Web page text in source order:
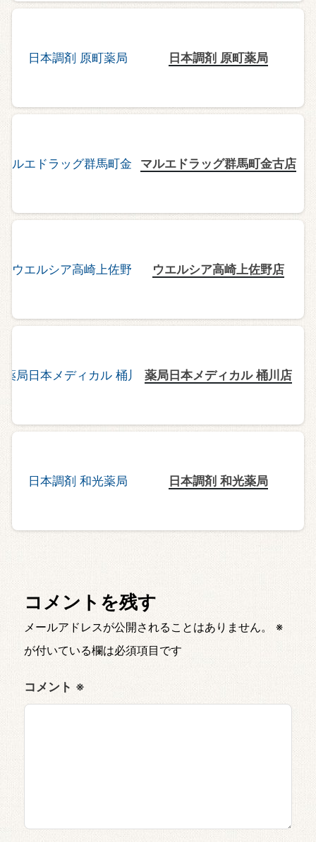
日本調剤 原町薬局
マルエドラッグ群馬町金古店
ウエルシア高崎上佐野店
薬局日本メディカル 桶川店
日本調剤 和光薬局
コメントを残す
メールアドレスが公開されることはありません。
※
が付いている欄は必須項目です
コメント ※